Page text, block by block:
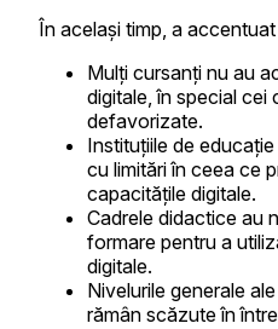
În același timp, a
Mulți cursanți nu au
digitale, în special cei
defavorizate.
Instituțiile de
cu limitări în ceea ce
capacitățile digitale.
Cadrele didactice au
formare pentru a
digitale.
Nivelurile generale
rămân scăzute în